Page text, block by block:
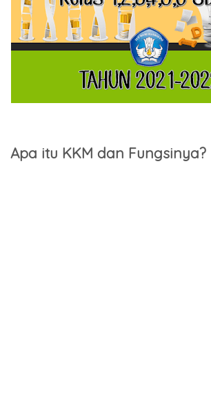
Apa itu KKM dan Fungsinya?